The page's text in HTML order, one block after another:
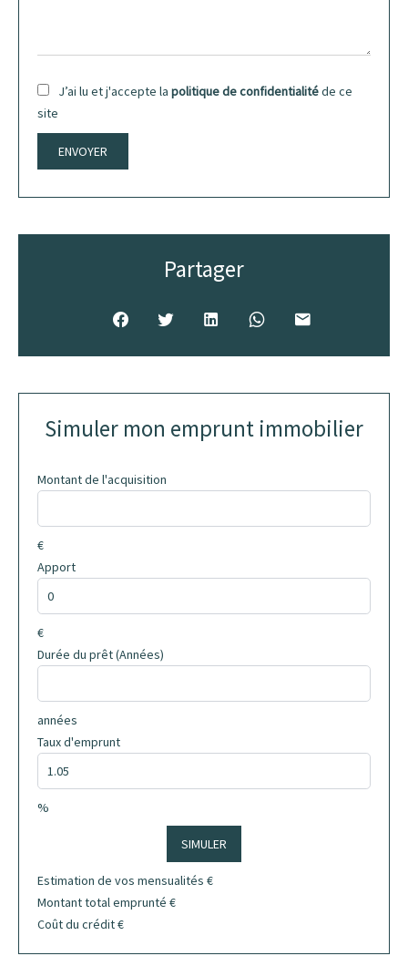
J’ai lu et j'accepte la politique de confidentialitéde ce
site
ENVOYER
Partager
Simuler mon emprunt immobilier
Montant de l'acquisition
€
Apport
€
Durée du prêt (Années)
années
Taux d'emprunt
%
SIMULER
Estimation de vos mensualités €
Montant total emprunté €
Coût du crédit€